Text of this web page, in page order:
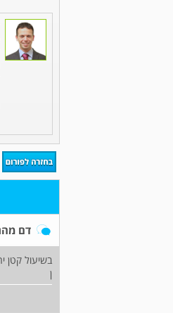
דם
בשיעול קטן
ן